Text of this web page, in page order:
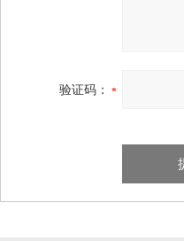
验证码：